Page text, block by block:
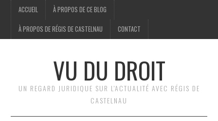
ACCUEIL À PROPOS DE CE BLOG
À PROPOS DE RÉGIS DE CASTELNAU CONTACT
VU DU DROIT
UN REGARD JURIDIQUE SUR L'ACTUALITÉ AVEC RÉGIS DE
CASTELNAU